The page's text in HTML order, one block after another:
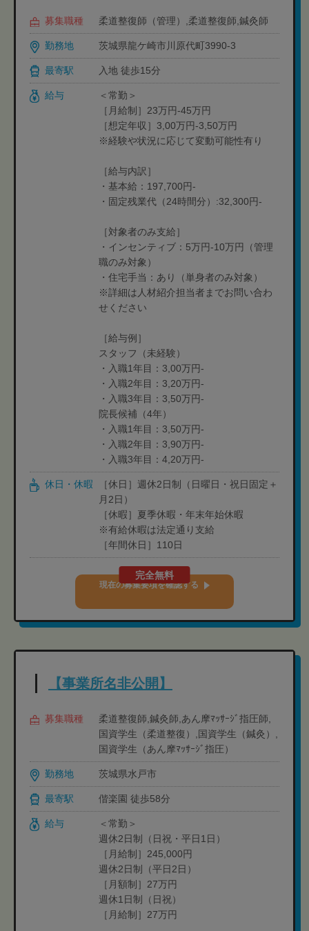
募集職種 柔道整復師（管理）,柔道整復師,鍼灸師
勤務地 茨城県龍ケ崎市川原代町3990-3
最寄駅 入地 徒歩15分
給与
＜常勤＞
［月給制］23万円-45万円
［想定年収］3,00万円-3,50万円
※経験や状況に応じて変動可能性有り
［給与内訳］
・基本給：197,700円-
・固定残業代（24時間分）:32,300円-
［対象者のみ支給］
・インセンティブ：5万円-10万円（管理
職のみ対象）
・住宅手当：あり（単身者のみ対象）
※詳細は人材紹介担当者までお問い合わ
せください
［給与例］
スタッフ（未経験）
・入職1年目：3,00万円-
・入職2年目：3,20万円-
・入職3年目：3,50万円-
院長候補（4年）
・入職1年目：3,50万円-
・入職2年目：3,90万円-
・入職3年目：4,20万円-
休日・休暇
［休日］週休2日制（日曜日・祝日固定＋
月2日）
［休暇］夏季休暇・年末年始休暇
※有給休暇は法定通り支給
［年間休日］110日
完全無料
現在の募集要項を確認する
【事業所名非公開】
募集職種
柔道整復師,鍼灸師,あん摩ﾏｯｻｰｼﾞ指圧師,
国資学生（柔道整復）,国資学生（鍼灸）,
国資学生（あん摩ﾏｯｻｰｼﾞ指圧）
勤務地 茨城県水戸市
最寄駅 偕楽園 徒歩58分
給与
＜常勤＞
週休2日制（日祝・平日1日）
［月給制］245,000円
週休2日制（平日2日）
［月額制］27万円
週休1日制（日祝）
［月給制］27万円